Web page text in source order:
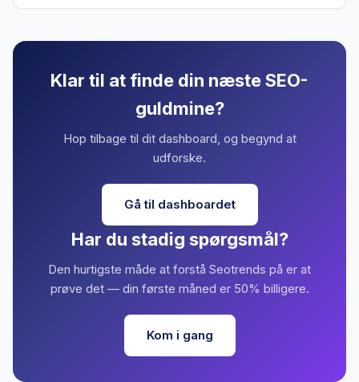
Klar til at finde din næste SEO-
guldmine?
Hop tilbage til dit dashboard, og begynd at
udforske.
Gå til dashboardet
Har du stadig spørgsmål?
Den hurtigste måde at forstå Seotrends på er at
prøve det — din første måned er 50% billigere.
Kom i gang